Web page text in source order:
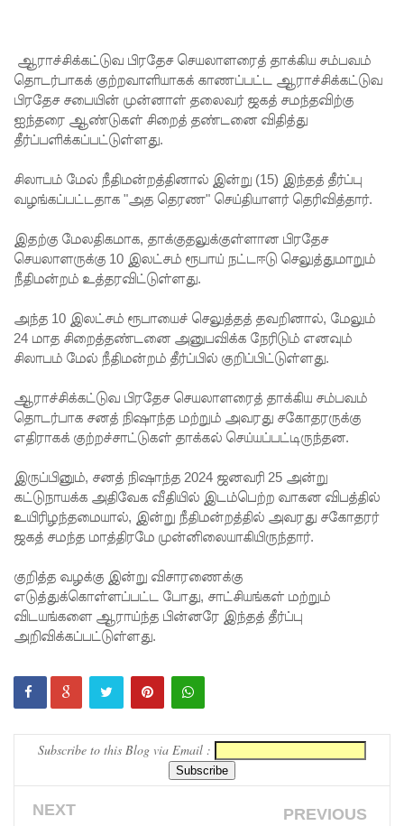
க்கும்
இடையில்
சந்திப்பு!
பேசும்
மக்களின்
உரிமைக
தொடர்பில்
இந்திய
னிகரிடம்
எடுத்து
ரைக்கப்ப
ட்டது!
சீரற்ற
வானிலை:
புலமைப்ப
ரிசில்
உயர்தரப்
ளுக்கு
விசேட
ஏற்பாடுக
ஆராச்சிக்கட்டுவ பிரதேச செயலாளரைத் தாக்கிய சம்பவம்
தொடர்பாகக் குற்றவாளியாகக் காணப்பட்ட ஆராச்சிக்கட்டுவ
பிரதேச சபையின் முன்னாள் தலைவர் ஜகத் சமந்தவிற்கு
ஐந்தரை ஆண்டுகள் சிறைத் தண்டனை விதித்து
தீர்ப்பளிக்கப்பட்டுள்ளது.
சிலாபம் மேல் நீதிமன்றத்தினால் இன்று (15) இந்தத் தீர்ப்பு
வழங்கப்பட்டதாக "அத தெரண" செய்தியாளர் தெரிவித்தார்.
இதற்கு மேலதிகமாக, தாக்குதலுக்குள்ளான பிரதேச
செயலாளருக்கு 10 இலட்சம் ரூபாய் நட்டஈடு செலுத்துமாறும்
நீதிமன்றம் உத்தரவிட்டுள்ளது.
அந்த 10 இலட்சம் ரூபாயைச் செலுத்தத் தவறினால், மேலும்
24 மாத சிறைத்தண்டனை அனுபவிக்க நேரிடும் எனவும்
சிலாபம் மேல் நீதிமன்றம் தீர்ப்பில் குறிப்பிட்டுள்ளது.
ஆராச்சிக்கட்டுவ பிரதேச செயலாளரைத் தாக்கிய சம்பவம்
தொடர்பாக சனத் நிஷாந்த மற்றும் அவரது சகோதரருக்கு
எதிராகக் குற்றச்சாட்டுகள் தாக்கல் செய்யப்பட்டிருந்தன.
இருப்பினும், சனத் நிஷாந்த 2024 ஜனவரி 25 அன்று
கட்டுநாயக்க அதிவேக வீதியில் இடம்பெற்ற வாகன விபத்தில்
உயிரிழந்தமையால், இன்று நீதிமன்றத்தில் அவரது சகோதரர்
ஜகத் சமந்த மாத்திரமே முன்னிலையாகியிருந்தார்.
குறித்த வழக்கு இன்று விசாரணைக்கு
எடுத்துக்கொள்ளப்பட்ட போது, சாட்சியங்கள் மற்றும்
விடயங்களை ஆராய்ந்த பின்னரே இந்தத் தீர்ப்பு
அறிவிக்கப்பட்டுள்ளது.
Subscribe to this Blog via Email :
NEXT PREVIOUS